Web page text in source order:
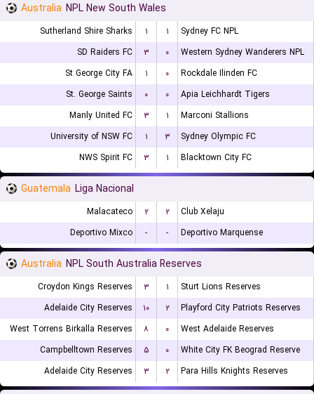
Australia NPL New South Wales
Sutherland Shire Sharks ۱ ۱
Sydney FC NPL
SD Raiders FC
۳ ۰
Western Sydney Wanderers NPL
St George City FA
۱ ۰
Rockdale Ilinden FC
St. George Saints
۰ ۰
Apia Leichhardt Tigers
Manly United FC
۳ ۱
Marconi Stallions
University of NSW FC
۱ ۳
Sydney Olympic FC
NWS Spirit FC
۳ ۱ Blacktown City FC
Guatemala Liga Nacional
Malacateco ۲ ۲
Club Xelaju
Deportivo Mixco
- - Deportivo Marquense
Australia NPL South Australia Reserves
Croydon Kings Reserves ۳ ۱
Sturt Lions Reserves
Adelaide City Reserves
۱۰ ۲
Playford City Patriots Reserves
West Torrens Birkalla Reserves
۸ ۰
West Adelaide Reserves
Campbelltown Reserves
۵ ۰
White City FK Beograd Reserve
Adelaide City Reserves
۳ ۲ Para Hills Knights Reserves